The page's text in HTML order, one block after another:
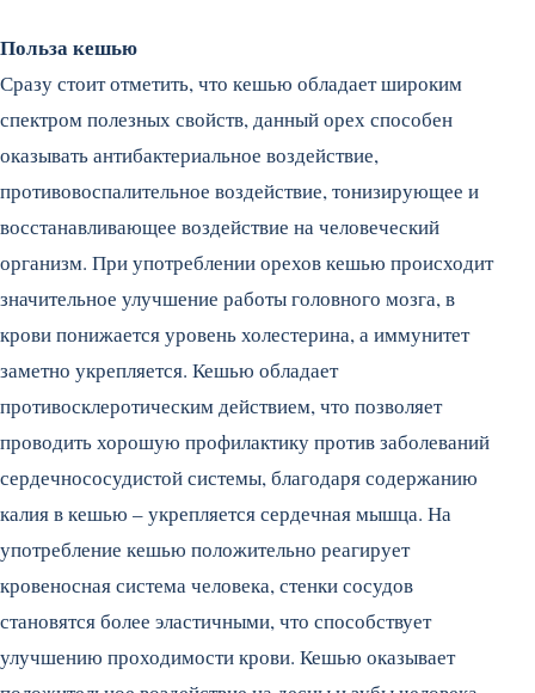
Польза кешью
Сразу стоит отметить, что кешью обладает широким
спектром полезных свойств, данный орех способен
оказывать антибактериальное воздействие,
противовоспалительное воздействие, тонизирующее и
восстанавливающее воздействие на человеческий
организм. При употреблении орехов кешью происходит
значительное улучшение работы головного мозга, в
крови понижается уровень холестерина, а иммунитет
заметно укрепляется. Кешью обладает
противосклеротическим действием, что позволяет
проводить хорошую профилактику против заболеваний
сердечнососудистой системы, благодаря содержанию
калия в кешью – укрепляется сердечная мышца. На
употребление кешью положительно реагирует
кровеносная система человека, стенки сосудов
становятся более эластичными, что способствует
улучшению проходимости крови. Кешью оказывает